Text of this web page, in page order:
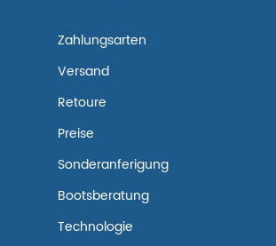
Zahlungsarten
Versand
Retoure
Preise
Sonderanferigung
Bootsberatung
Technologie